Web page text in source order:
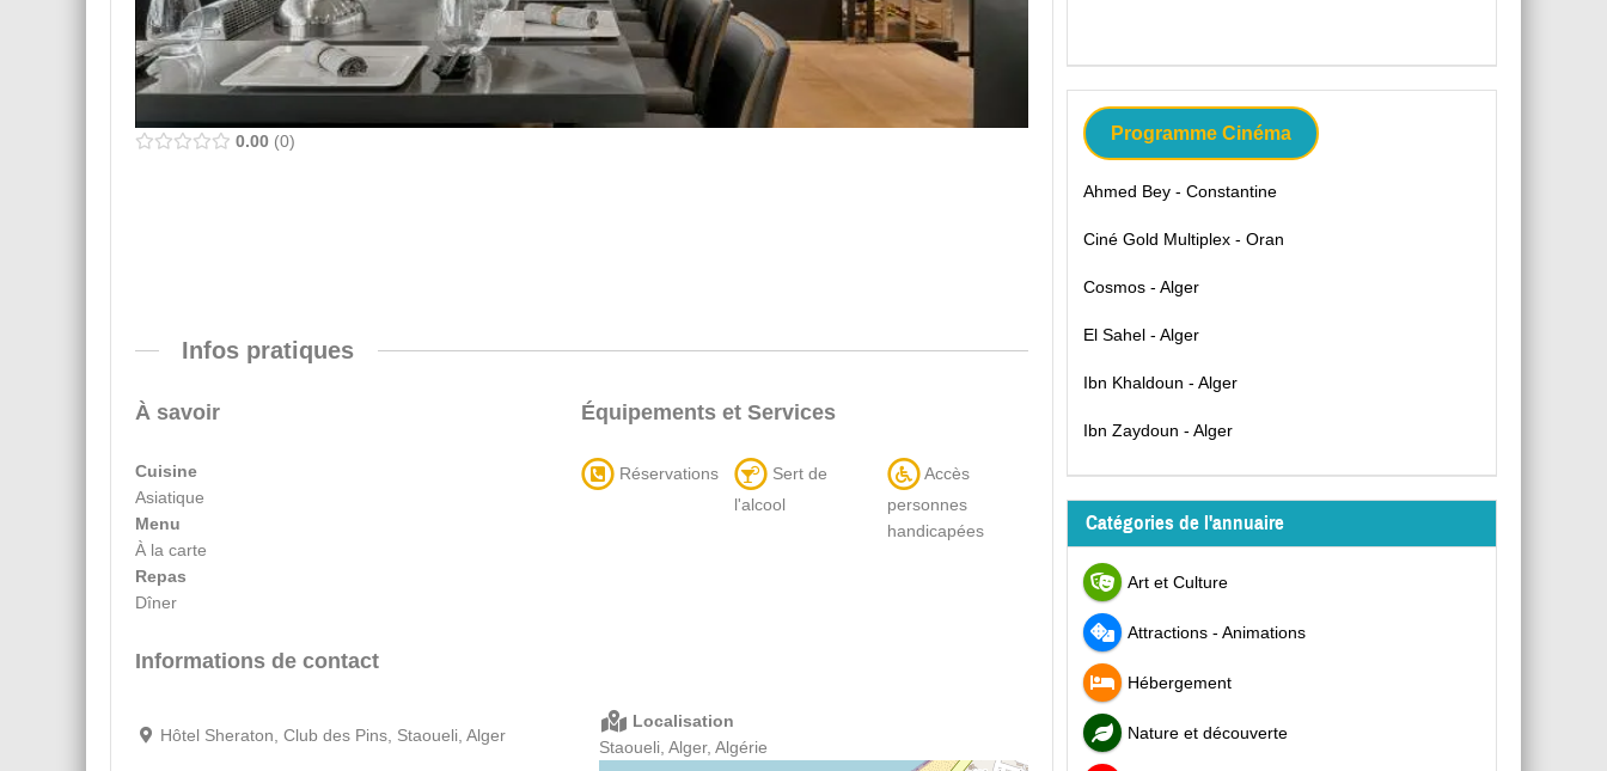
0.00 0
Infos pratiques
À savoir
Cuisine
Asiatique
Menu
À la carte
Repas
Dîner
Équipements et Services
Réservations
Sert de
l'alcool
Accès
personnes
handicapées
Informations de contact
Hôtel Sheraton, Club des Pins, Staoueli, Alger
Localisation
Staoueli, Alger, Algérie
Programme Cinéma
Ahmed Bey - Constantine
Ciné Gold Multiplex - Oran
Cosmos - Alger
El Sahel - Alger
Ibn Khaldoun - Alger
Ibn Zaydoun - Alger
Catégories de l'annuaire
Art et Culture
Attractions - Animations
Hébergement
Nature et découverte